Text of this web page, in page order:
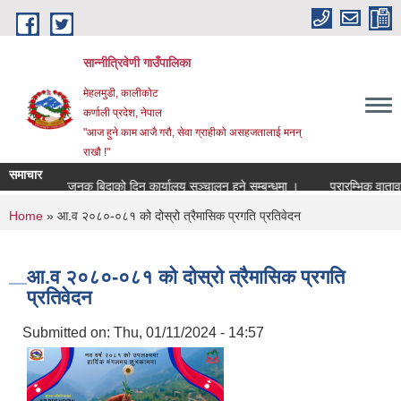
Skip to main content
सान्नीत्रिवेणी गाउँपालिका
मेहलमुडी, कालीकोट
कर्णाली प्रदेश, नेपाल
"आज हुने काम आजै गरौ, सेवा ग्राहीको असहजतालाई मनन्
राखौ !"
समाचार
सार्वजनुक बिदाको दिन कार्यालय सञ्चालन हुने सम्बन्धमा ।
प्रारम्भिक
You are here
Home » आ.व २०८०-०८१ को दोस्रो त्रैमासिक प्रगति प्रतिवेदन
आ.व २०८०-०८१ को दोस्रो त्रैमासिक प्रगति
प्रतिवेदन
Submitted on: Thu, 01/11/2024 - 14:57